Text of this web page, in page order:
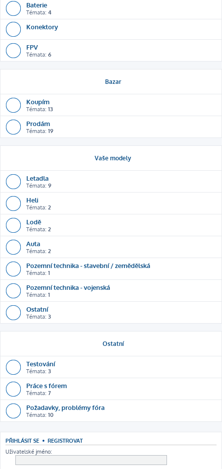
Baterie
Témata: 4
Konektory
FPV
Témata: 6
Bazar
Koupím
Témata: 13
Prodám
Témata: 19
Vaše modely
Letadla
Témata: 9
Heli
Témata: 2
Lodě
Témata: 2
Auta
Témata: 2
Pozemní technika - stavební / zemědělská
Témata: 1
Pozemní technika - vojenská
Témata: 1
Ostatní
Témata: 3
Ostatní
Testování
Témata: 3
Práce s fórem
Témata: 7
Požadavky, problémy fóra
Témata: 10
PŘIHLÁSIT SE • REGISTROVAT
Uživatelské jméno: